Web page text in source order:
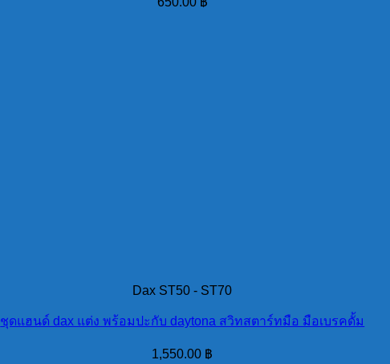
Dax ST50 - ST70
ชุดแฮนด์ dax แต่ง พร้อมปะกับ daytona สวิทสตาร์ทมือ มือเบรคดั้ม
1,550.00 ฿